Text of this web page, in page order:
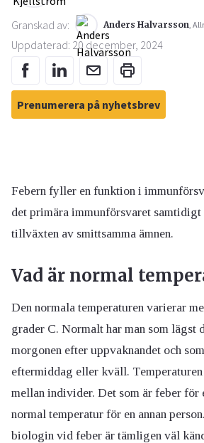
Granskad av: Anders Halvarsson,
Uppdaterad: 20 december, 2024
Prenumerera på nyhetsbrev
Febern fyller en funktion i
det primära immunförsvaret samtidigt
tillväxten av smittsamma ämnen.
Vad är normal
Den normala temperaturen varierar
grader C. Normalt har man som lägst
morgonen efter uppvaknandet och
eftermiddag eller kväll.
mellan individer. Det som är feber för
normal temperatur för en annan
biologin vid feber är tämligen väl